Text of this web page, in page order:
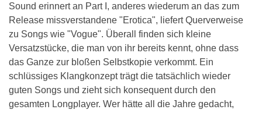
Sound erinnert an Part I, anderes wiederum an das zum
Release missverstandene "Erotica", liefert Querverweise
zu Songs wie "Vogue". Überall finden sich kleine
Versatzstücke, die man von ihr bereits kennt, ohne dass
das Ganze zur bloßen Selbstkopie verkommt. Ein
schlüssiges Klangkonzept trägt die tatsächlich wieder
guten Songs und zieht sich konsequent durch den
gesamten Longplayer. Wer hätte all die Jahre gedacht,